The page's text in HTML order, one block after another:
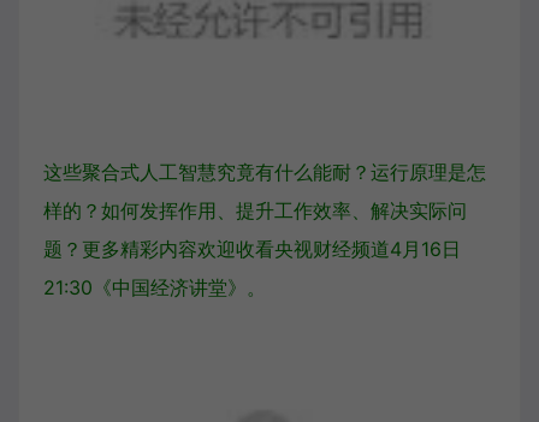
这些聚合式人工智慧究竟有什么能耐？运行原理是怎
样的？如何发挥作用、提升工作效率、解决实际问
题？更多精彩内容欢迎收看央视财经频道4月16日
21:30《中国经济讲堂》。